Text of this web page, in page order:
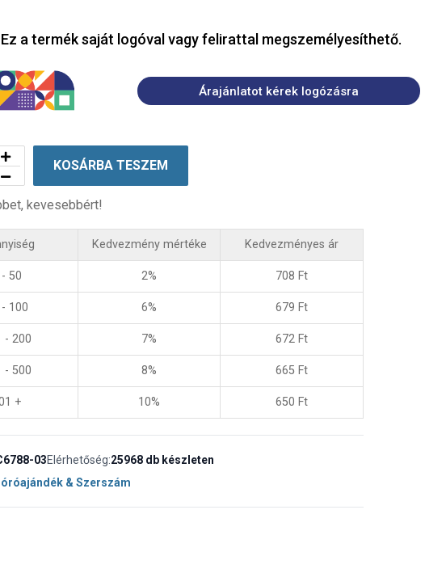
Ez a termék saját logóval vagy felirattal megszemélyesíthető.
Árajánlatot kérek logózásra
KOSÁRBA TESZEM
kevesebbért!
Kedvezmény mértéke Kedvezményes ár
50 2% 708 Ft
100 6% 679 Ft
- 200 7% 672 Ft
- 500 8% 665 Ft
+ 10% 650 Ft
03Elérhetőség:25968 db készleten
& Szerszám